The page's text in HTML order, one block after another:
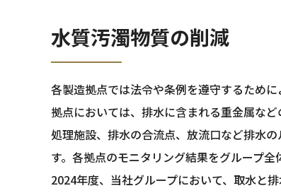
水質汚濁物質の削減
各製造拠点では法令や条例を遵守するため
拠点においては、排水に含まれる重金属な
処理施設、排水の合流点、放流口など排水
す。各拠点のモニタリング結果をグループ
2024年度、当社グループにおいて、取水と